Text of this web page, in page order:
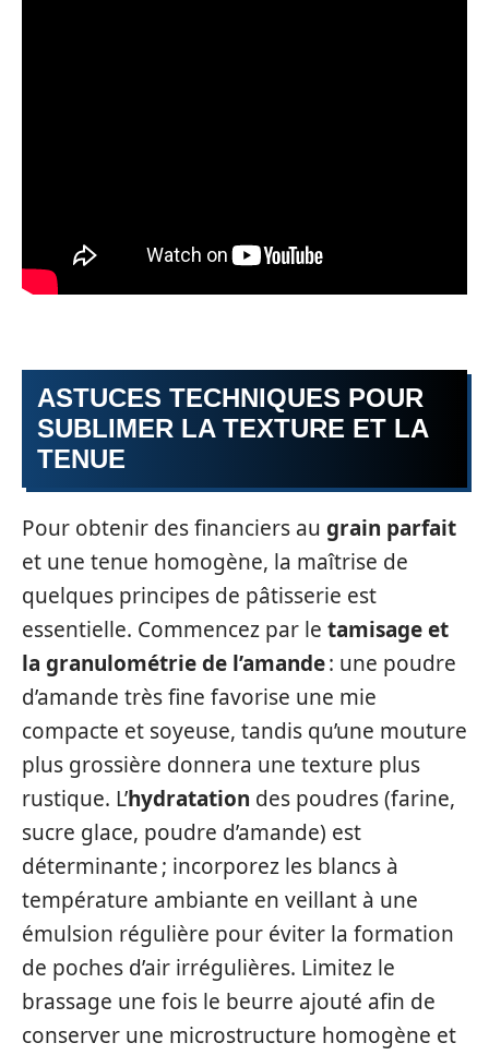
ASTUCES TECHNIQUES POUR
SUBLIMER LA TEXTURE ET LA
TENUE
Pour obtenir des financiers au grain parfait
et une tenue homogène, la maîtrise de
quelques principes de pâtisserie est
essentielle. Commencez par le tamisage et
la granulométrie de l’amande: une poudre
d’amande très fine favorise une mie
compacte et soyeuse, tandis qu’une mouture
plus grossière donnera une texture plus
rustique. L’hydratation des poudres (farine,
sucre glace, poudre d’amande) est
déterminante ; incorporez les blancs à
température ambiante en veillant à une
émulsion régulière pour éviter la formation
de poches d’air irrégulières. Limitez le
brassage une fois le beurre ajouté afin de
conserver une microstructure homogène et